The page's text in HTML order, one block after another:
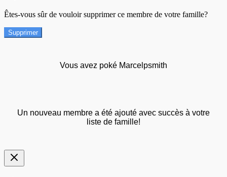
Êtes-vous sûr de vouloir supprimer ce membre de votre famille?
Supprimer
Vous avez poké Marcelpsmith
Un nouveau membre a été ajouté avec succès à votre
liste de famille!